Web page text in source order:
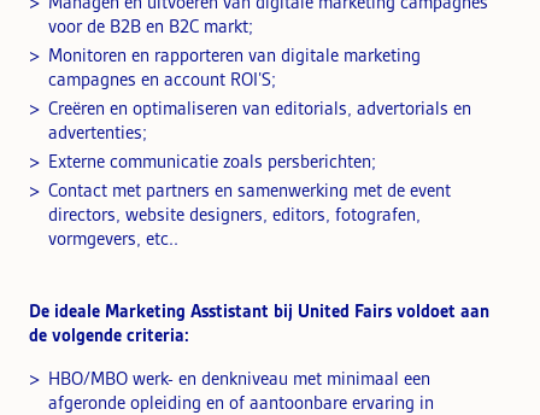
voor de B2B en B2C markt;
Monitoren en rapporteren van digitale marketing
campagnes en account ROI’S;
Creëren en optimaliseren van editorials, advertorials en
advertenties;
Externe communicatie zoals persberichten;
Contact met partners en samenwerking met de event
directors, website designers, editors, fotografen,
vormgevers, etc..
De ideale Marketing Asstistant bij United Fairs voldoet aan
de volgende criteria:
HBO/MBO werk- en denkniveau met minimaal een
afgeronde opleiding en of aantoonbare ervaring in